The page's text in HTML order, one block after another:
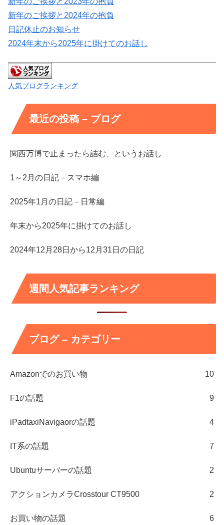
新年のご挨拶と2024年の抱負
日記休止のお知らせ
2024年末から2025年に掛けてのお話し
人気ブログランキング
最近の投稿 – ブログ
関西万博で止まったら詰む、というお話し
1～2月の日記－スマホ編
2025年1月の日記－日常編
年末から2025年に掛けてのお話し
2024年12月28日から12月31日の日記
週間人気記事ランキング
ブログ – カテゴリー
Amazonでのお買い物 10
F1の話題 9
iPadtaxiNavigaorの話題 4
IT系の話題 7
Ubuntuサーバーの話題 2
アクションカメラCrosstour CT9500 2
お買い物の話題 6